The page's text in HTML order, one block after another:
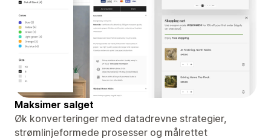
Maksimer salget
Øk konverteringer med datadrevne strategier,
strømlinjeformede prosesser og målrettet